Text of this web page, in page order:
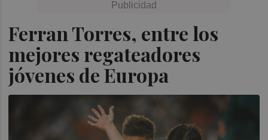
Ferran Torres, entre los
mejores regateadores
jóvenes de Europa